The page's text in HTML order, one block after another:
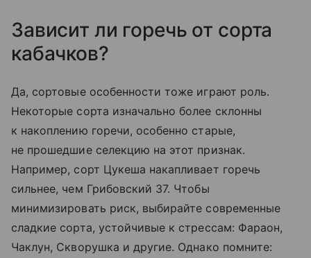
Зависит ли горечь от сорта
кабачков?
Да, сортовые особенности тоже играют роль.
Некоторые сорта изначально более склонны
к накоплению горечи, особенно старые,
не прошедшие селекцию на этот признак.
Например, сорт Цукеша накапливает горечь
сильнее, чем Грибовский 37. Чтобы
минимизировать риск, выбирайте современные
сладкие сорта, устойчивые к стрессам: Фараон,
Чаклун, Скворушка и другие. Однако помните: